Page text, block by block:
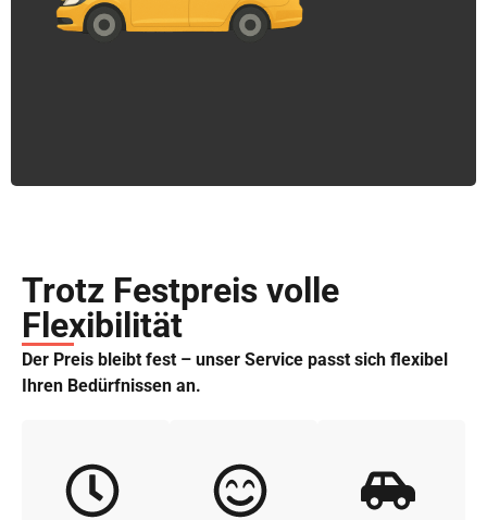
Trotz Festpreis volle
Flexibilität
Der Preis bleibt fest – unser Service passt sich flexibel
Ihren Bedürfnissen an.